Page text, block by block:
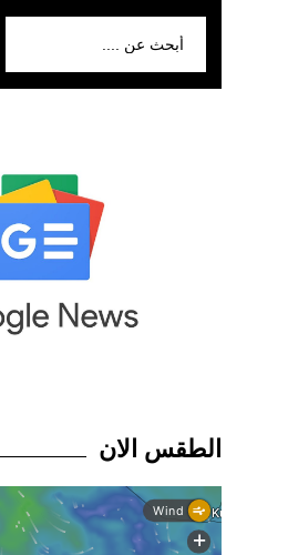
الطقس الان